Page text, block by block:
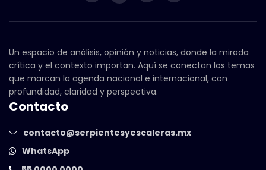
Un espacio de análisis, opinión y noticias, donde la mirada
crítica y el contexto importan. Aquí se conectan los temas
que marcan la agenda nacional e internacional, con
profundidad, claridad y perspectiva.
Contacto
contacto@serpientesyescaleras.mx
WhatsApp